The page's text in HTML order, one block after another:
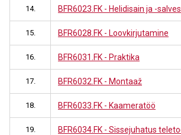
14. BFR6023.FK - Helidisain ja -
15. BFR6028.FK - Loovkirjutamine
16. BFR6031.FK - Praktika
17. BFR6032.FK - Montaaž
18. BFR6033.FK - Kaameratöö
19. BFR6034.FK - Sissejuhatus